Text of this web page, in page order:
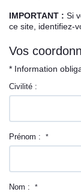
IMPORTANT : Si
ce site, identifiez-
Vos
* Information
Civilité :
Prénom : *
Nom : *